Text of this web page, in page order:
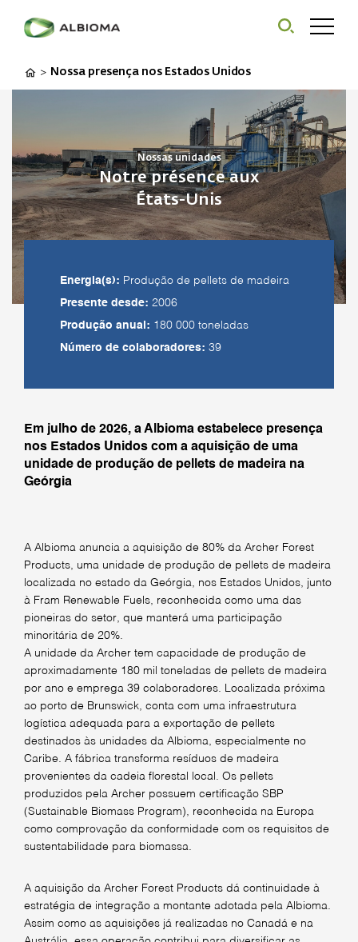
> Nossa presença nos Estados Unidos
Nossas unidades
Notre présence aux
États-Unis
Energia(s): Produção de pellets de madeira
Presente desde: 2006
Produção anual: 180 000 toneladas
Número de colaboradores: 39
Em julho de 2026, a Albioma estabelece presença
nos Estados Unidos com a aquisição de uma
unidade de produção de pellets de madeira na
Geórgia
A Albioma anuncia a aquisição de 80% da Archer Forest
Products, uma unidade de produção de pellets de madeira
localizada no estado da Geórgia, nos Estados Unidos, junto
à Fram Renewable Fuels, reconhecida como uma das
pioneiras do setor, que manterá uma participação
minoritária de 20%.
A unidade da Archer tem capacidade de produção de
aproximadamente 180 mil toneladas de pellets de madeira
por ano e emprega 39 colaboradores. Localizada próxima
ao porto de Brunswick, conta com uma infraestrutura
logística adequada para a exportação de pellets
destinados às unidades da Albioma, especialmente no
Caribe. A fábrica transforma resíduos de madeira
provenientes da cadeia florestal local. Os pellets
produzidos pela Archer possuem certificação SBP
(Sustainable Biomass Program), reconhecida na Europa
como comprovação da conformidade com os requisitos de
sustentabilidade para biomassa.
A aquisição da Archer Forest Products dá continuidade à
estratégia de integração a montante adotada pela Albioma.
Assim como as aquisições já realizadas no Canadá e na